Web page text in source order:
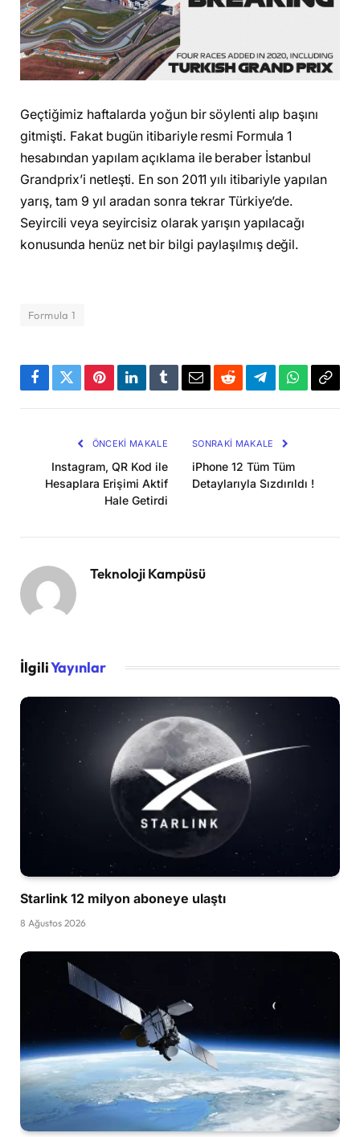
Geçtiğimiz haftalarda yoğun bir söylenti alıp başını
gitmişti. Fakat bugün itibariyle resmi Formula 1
hesabından yapılam açıklama ile beraber İstanbul
Grandprix’i netleşti. En son 2011 yılı itibariyle yapılan
yarış, tam 9 yıl aradan sonra tekrar Türkiye’de.
Seyircili veya seyircisiz olarak yarışın yapılacağı
konusunda henüz net bir bilgi paylaşılmış değil.
Formula 1
Facebook
TwitterPinterestLinkedInTumblrEmailRedditTelegramWhatsApp
ÖNCEKI MAKALE
Instagram, QR Kod ile
Hesaplara Erişimi Aktif
Hale Getirdi
SONRAKI MAKALE
iPhone 12 Tüm Tüm
Detaylarıyla Sızdırıldı !
Teknoloji Kampüsü
İlgiliYayınlar
Starlink 12 milyon aboneye ulaştı
8 Ağustos 2026